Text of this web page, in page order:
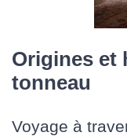
Origines et
tonneau
Voyage à